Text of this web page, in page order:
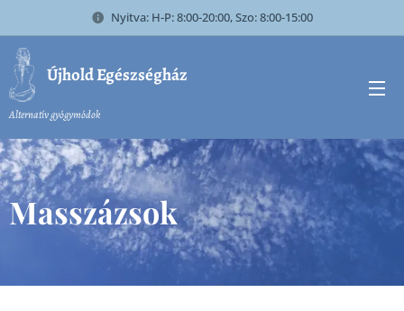
Nyitva: H-P: 8:00-20:00, Szo: 8:00-15:00
Újhold Egészségház
Alternatív gyógymódok
Masszázsok